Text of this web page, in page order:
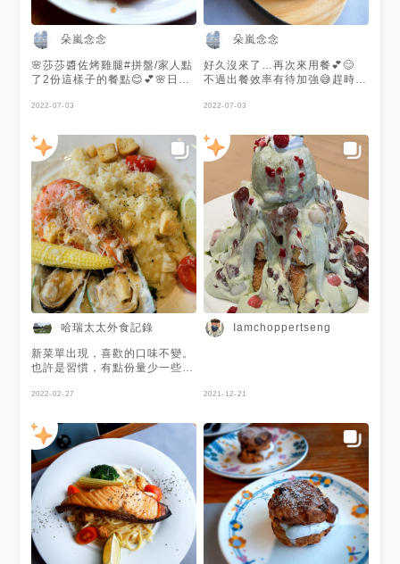
朵嵐念念
🌸莎莎醬佐烤雞腿#拼盤/家人點
了2份這樣子的餐點😊💕🌸日式
美食/多次前來的老店家/出餐效
2022-07-03
朵嵐念念
好久沒來了…再次來用餐💕😊
不過出餐效率有待加強😅趕時間
餐聚/屏東美食/多次前來的老店
2022-07-03
哈瑞太太外食記錄
新菜單出現，喜歡的口味不變。
也許是習慣，有點份量少一些的
是愛。火花一直在。
2022-02-27
Iamchoppertseng
2021-12-21